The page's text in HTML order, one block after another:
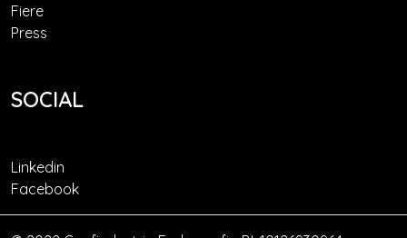
Fiere
Press
SOCIAL
Linkedin
Facebook